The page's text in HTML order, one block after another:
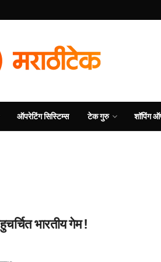
ऑपरेटिंग सिस्टिम्स टेक गुरु शॉपिंग
भारतीय गेम !